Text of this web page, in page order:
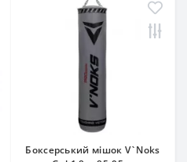
Боксерський мішок V`Noks